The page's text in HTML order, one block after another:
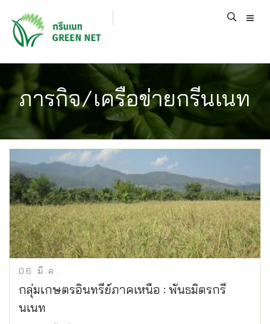
ภารกิจ/เครือข่ายกรีนเนท
06 มี.ค.
กลุ่มเกษตรอินทรีย์ภาคเหนือ : พันธมิตรกรี
นเนท